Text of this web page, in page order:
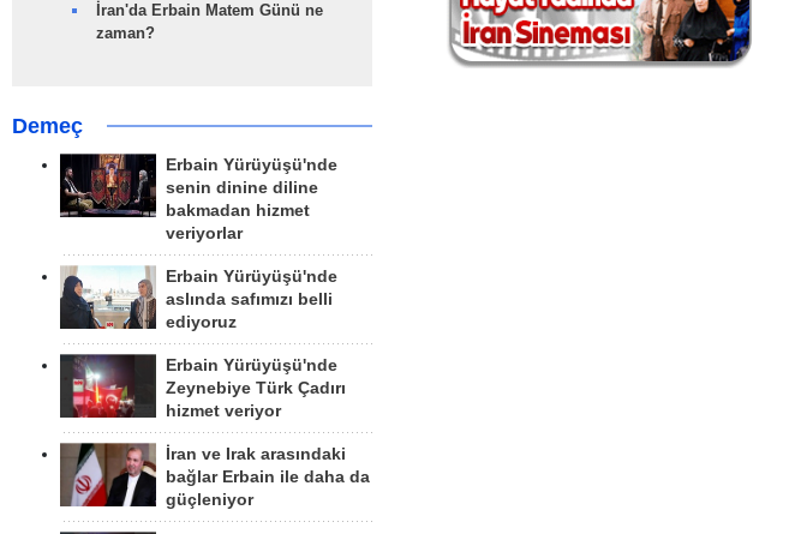
İran'da Erbain Matem Günü ne
zaman?
Demeç
Erbain Yürüyüşü'nde
senin dinine diline
bakmadan hizmet
veriyorlar
Erbain Yürüyüşü'nde
aslında safımızı belli
ediyoruz
Erbain Yürüyüşü'nde
Zeynebiye Türk Çadırı
hizmet veriyor
İran ve Irak arasındaki
bağlar Erbain ile daha da
güçleniyor